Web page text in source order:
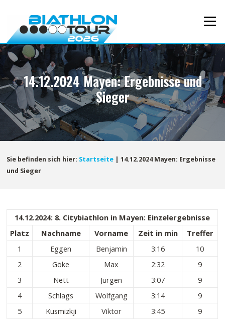
Inhalt
Menü
14.12.2024 Mayen: Ergebnisse und
Sieger
Sie befinden sich hier: Startseite |14.12.2024 Mayen: Ergebnisse
und Sieger
14.12.2024: 8. Citybiathlon in Mayen: Einzelergebnisse
Platz
Nachname Vorname Zeit in min
Treffer
1
Eggen Benjamin 3:16
10
2
Göke Max 2:32
9
3
Nett Jürgen 3:07
9
4
Schlags Wolfgang 3:14
9
5
Kusmizkji Viktor 3:45
9